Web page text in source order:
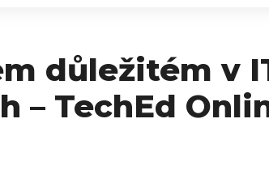
důležitém v
– TechEd